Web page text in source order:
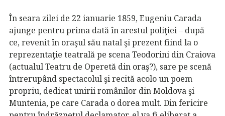
În seara zilei de 22 ianuarie 1859, Eugeniu Carada
ajunge pentru prima dată în arestul poliţiei – după
ce, revenit în oraşul său natal şi prezent fiind la o
reprezentaţie teatrală pe scena Teodorini din Craiova
(actualul Teatru de Operetă din oraş?), sare pe scenă
întrerupând spectacolul şi recită acolo un poem
propriu, dedicat unirii românilor din Moldova şi
Muntenia, pe care Carada o dorea mult. Din fericire